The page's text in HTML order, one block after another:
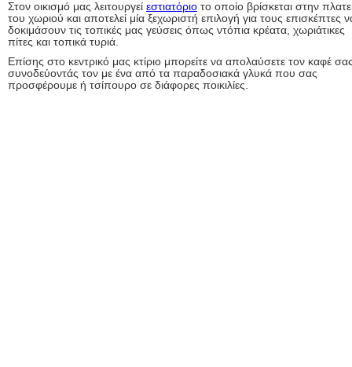
Στον οικισμό μας λειτουργεί εστιατόριο το οποίο βρίσκεται στην
του χωριού και αποτελεί μία ξεχωριστή επιλογή για τους επισκέπτες
δοκιμάσουν τις τοπικές μας γεύσεις όπως ντόπια κρέατα, χωριάτικες
πίτες και τοπικά τυριά.
Επίσης στο κεντρικό μας κτίριο μπορείτε να απολαύσετε τον καφέ
συνοδεύοντάς τον με ένα από τα παραδοσιακά γλυκά που σας
προσφέρουμε ή τσίπουρο σε διάφορες ποικιλίες.